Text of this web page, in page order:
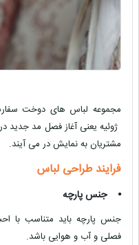
مشتریان به نمایش در می آیند.
فرایند طراحی لباس
⦁ جنس پارچه
جنس پارچه باید متناسب با
فصلی و آب و هوایی باشد.